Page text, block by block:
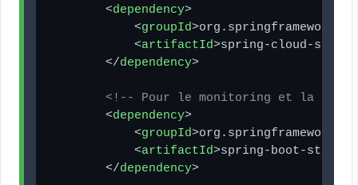
<dependency>
<groupId>
<artifactId>spring-cloud-
</dependency>
<!-- Pour le monitoring et la
<dependency>
<groupId>
<artifactId>spring-boot-
</dependency>